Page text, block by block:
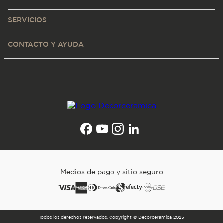
SERVICIOS
CONTACTO Y AYUDA
Medios de pago y sitio seguro
Todos los derechos reservados. Copyright © Decorceramica 2025